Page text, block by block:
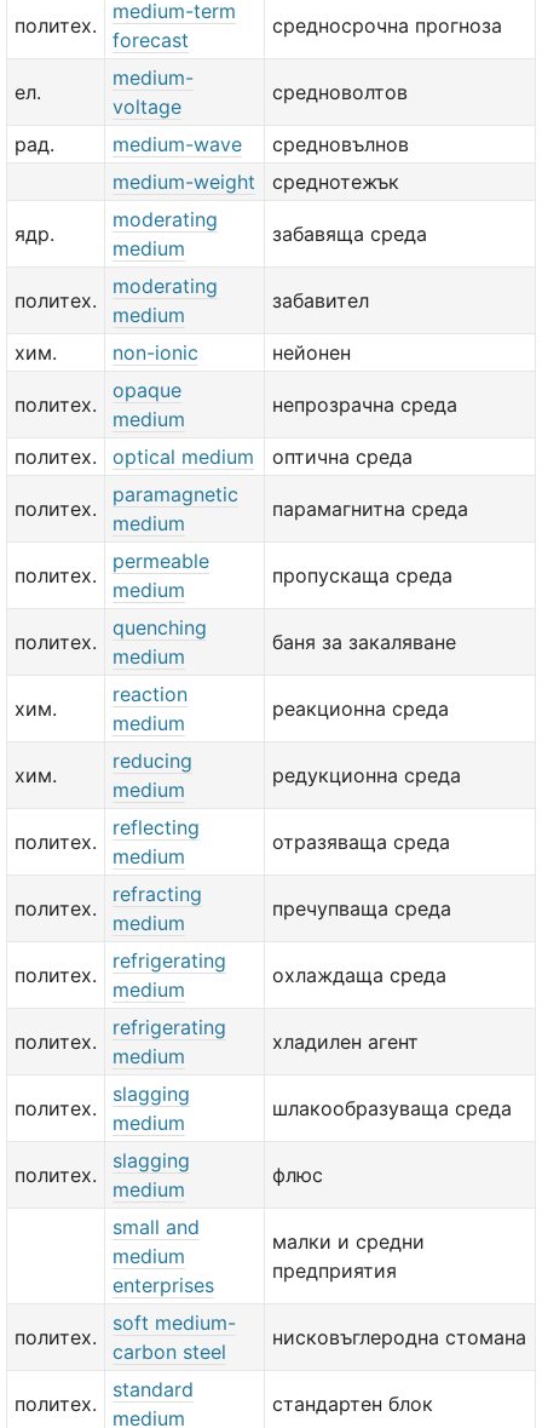
политех.
medium-term
forecast
средносрочна прогноза
ел.
medium-
voltage
средноволтов
рад. medium-wave
средновълнов
medium-weight
среднотежък
ядр.
moderating
medium
забавяща среда
политех.
moderating
medium
забавител
хим. non-ionic нейонен
политех.
opaque
medium
непрозрачна среда
политех. optical medium оптична среда
политех.
paramagnetic
medium
парамагнитна среда
политех.
permeable
medium
пропускаща среда
политех.
quenching
medium
баня за закаляване
хим.
reaction
medium
реакционна среда
хим.
reducing
medium
редукционна среда
политех.
reflecting
medium
отразяваща среда
политех.
refracting
medium
пречупваща среда
политех.
refrigerating
medium
охлаждаща среда
политех.
refrigerating
medium
хладилен агент
политех.
slagging
medium
шлакообразуваща среда
политех.
slagging
medium
флюс
small and
medium
enterprises
малки и средни
предприятия
политех.
soft medium-
carbon steel
нисковъглеродна стомана
политех.
standard
medium
стандартен блок